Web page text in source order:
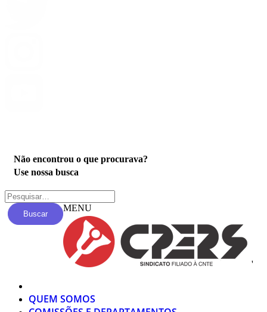
Não encontrou o que procurava?
Use nossa busca
Buscar
MENU
'
QUEM SOMOS